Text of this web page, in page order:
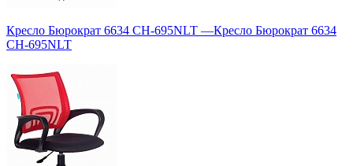
Кресло Бюрократ 6634 CH-695NLT —Кресло Бюрократ 6634
CH-695NLT